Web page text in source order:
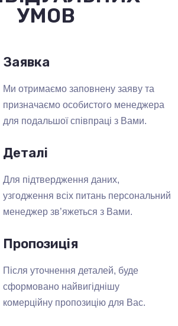
УМОВ
Заявка
Ми отримаємо заповнену заяву та
призначаємо особистого менеджера
для подальшої співпраці з Вами.
Деталі
Для підтвердження даних,
узгодження всіх питань персональний
менеджер зв’яжеться з Вами.
Пропозиція
Після уточнення деталей, буде
сформовано найвигіднішу
комерційну пропозицію для Вас.